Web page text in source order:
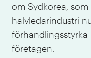
om Sydkorea, som
halvledarindustri
förhandlingsstyrka
företagen.